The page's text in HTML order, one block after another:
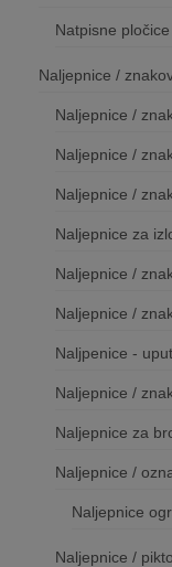
Natpisne
Naljepnice /
Naljepnice /
Naljepnice /
Naljepnice /
Naljepnice za
Naljepnice /
Naljepnice /
Naljpenice -
Naljepnice /
Naljepnice za
Naljepnice /
Naljepnice
Naljepnice /